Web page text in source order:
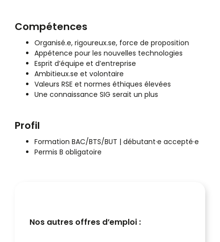
Compétences
Organisé.e, rigoureux.se, force de proposition
Appétence pour les nouvelles technologies
Esprit d’équipe et d’entreprise
Ambitieux.se et volontaire
Valeurs RSE et normes éthiques élevées
Une connaissance SIG serait un plus
Profil
Formation BAC/BTS/BUT | débutant·e accepté·e
Permis B obligatoire
Nos autres offres d’emploi :